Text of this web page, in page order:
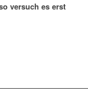
versuch es erst